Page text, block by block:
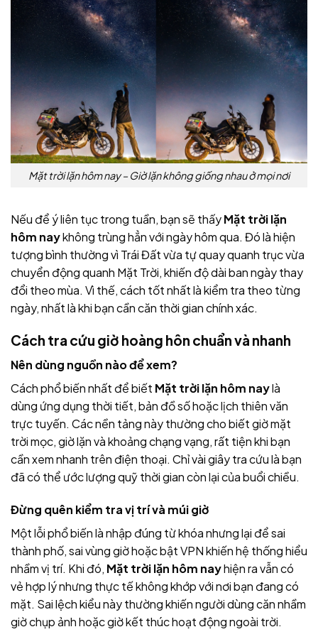
Mặt trời lặn hôm nay – Giờ lặn không giống nhau ở mọi nơi
Nếu để ý liên tục trong tuần, bạn sẽ thấyMặt trời lặn
hôm naykhông trùng hẳn với ngày hôm qua. Đó là hiện
tượng bình thường vì Trái Đất vừa tự quay quanh trục vừa
chuyển động quanh Mặt Trời, khiến độ dài ban ngày thay
đổi theo mùa. Vì thế, cách tốt nhất là kiểm tra theo từng
ngày, nhất là khi bạn cần căn thời gian chính xác.
Cách tra cứu giờ hoàng hôn chuẩn và nhanh
Nên dùng nguồn nào để xem?
Cách phổ biến nhất để biết Mặt trời lặn hôm naylà
dùng ứng dụng thời tiết, bản đồ số hoặc lịch thiên văn
trực tuyến. Các nền tảng này thường cho biết giờ mặt
trời mọc, giờ lặn và khoảng chạng vạng, rất tiện khi bạn
cần xem nhanh trên điện thoại. Chỉ vài giây tra cứu là bạn
đã có thể ước lượng quỹ thời gian còn lại của buổi chiều.
Đừng quên kiểm tra vị trí và múi giờ
Một lỗi phổ biến là nhập đúng từ khóa nhưng lại để sai
thành phố, sai vùng giờ hoặc bật VPN khiến hệ thống hiểu
nhầm vị trí. Khi đó, Mặt trời lặn hôm nayhiện ra vẫn có
vẻ hợp lý nhưng thực tế không khớp với nơi bạn đang có
mặt. Sai lệch kiểu này thường khiến người dùng căn nhầm
giờ chụp ảnh hoặc giờ kết thúc hoạt động ngoài trời.